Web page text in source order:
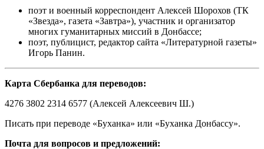
поэт и военный корреспондент Алексей Шорохов (ТК
«Звезда», газета «Завтра»), участник и организатор
многих гуманитарных миссий в Донбассе;
поэт, публицист, редактор сайта «Литературной газеты»
Игорь Панин.
Карта Сбербанка для переводов:
4276 3802 2314 6577 (Алексей Алексеевич Ш.)
Писать при переводе «Буханка» или «Буханка Донбассу».
Почта для вопросов и предложений: